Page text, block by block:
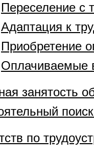
Переселение с
Адаптация к
Приобретение
Оплачиваемые
занятость
по